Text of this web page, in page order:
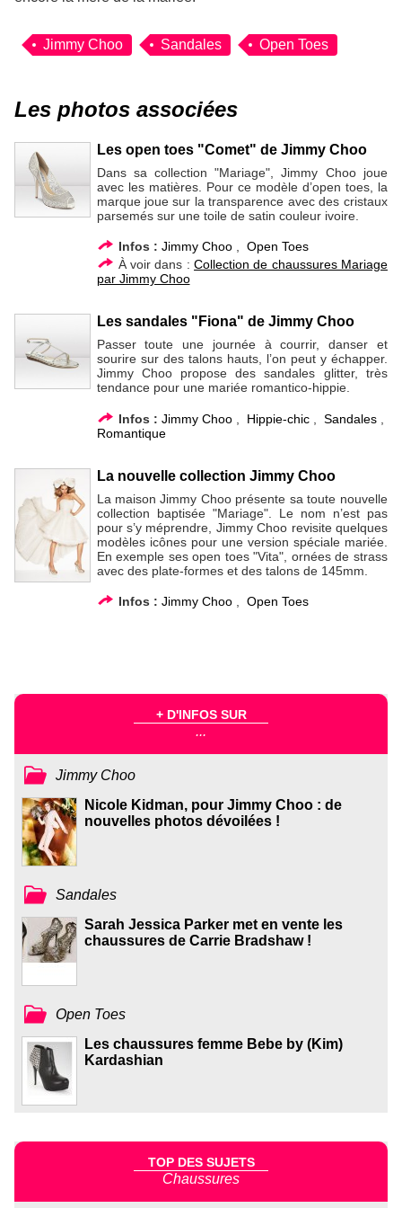
Jimmy Choo Sandales Open Toes
Les photos associées
Les open toes "Comet" de Jimmy Choo
Dans sa collection "Mariage", Jimmy Choo joue
avec les matières. Pour ce modèle d’open toes, la
marque joue sur la transparence avec des cristaux
parsemés sur une toile de satin couleur ivoire.
Infos : Jimmy Choo, Open Toes
À voir dans :Collection de chaussures Mariage
par Jimmy Choo
Les sandales "Fiona" de Jimmy Choo
Passer toute une journée à courrir, danser et
sourire sur des talons hauts, l’on peut y échapper.
Jimmy Choo propose des sandales glitter, très
tendance pour une mariée romantico-hippie.
Infos : Jimmy Choo, Hippie-chic, Sandales,
Romantique
La nouvelle collection Jimmy Choo
La maison Jimmy Choo présente sa toute nouvelle
collection baptisée "Mariage". Le nom n’est pas
pour s’y méprendre, Jimmy Choo revisite quelques
modèles icônes pour une version spéciale mariée.
En exemple ses open toes "Vita", ornées de strass
avec des plate-formes et des talons de 145mm.
Infos : Jimmy Choo, Open Toes
+ D'INFOS SUR
...
Jimmy Choo
Nicole Kidman, pour Jimmy Choo : de
nouvelles photos dévoilées !
Sandales
Sarah Jessica Parker met en vente les
chaussures de Carrie Bradshaw !
Open Toes
Les chaussures femme Bebe by (Kim)
Kardashian
TOP DES SUJETS
Chaussures